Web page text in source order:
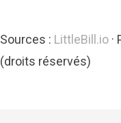
Sources : LittleBill.io ·
(droits réservés)